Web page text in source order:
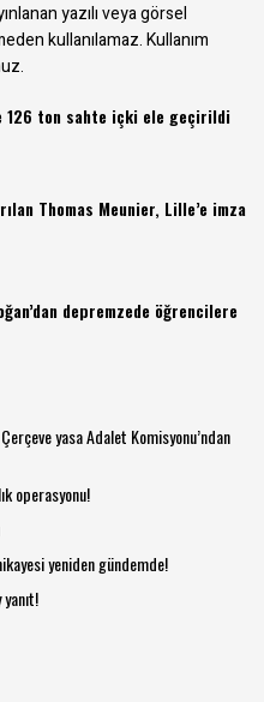
yazılı veya görsel
kullanılamaz.Kullanım
126 ton sahte içki ele geçirildi
Thomas Meunier, Lille’e imza
depremzede öğrencilere
yasa Adalet Komisyonu’ndan
operasyonu!
yeniden gündemde!